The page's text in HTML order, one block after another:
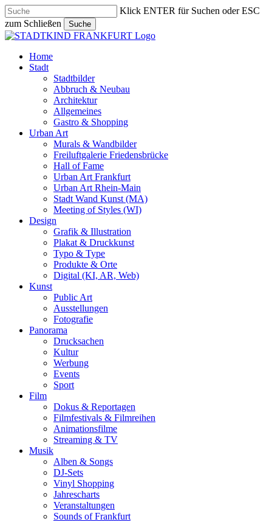
Skip
to
main
content
Klick ENTER für Suchen oder ESC
zum Schließen
Suche
Close
search
Menu
Home
Stadt
Stadtbilder
Abbruch & Neubau
Architektur
Allgemeines
Gastro & Shopping
Urban Art
Murals & Wandbilder
Freiluftgalerie Friedensbrücke
Hall of Fame
Urban Art Frankfurt
Urban Art Rhein-Main
Stadt Wand Kunst (MA)
Meeting of Styles (WI)
Design
Grafik & Illustration
Plakat & Druckkunst
Typo & Type
Produkte & Orte
Digital (KI, AR, Web)
Kunst
Public Art
Ausstellungen
Fotografie
Panorama
Drucksachen
Kultur
Werbung
Events
Sport
Film
Dokus & Reportagen
Filmfestivals & Filmreihen
Animationsfilme
Streaming & TV
Musik
Alben & Songs
DJ-Sets
Vinyl Shopping
Jahrescharts
Veranstaltungen
Sounds of Frankfurt